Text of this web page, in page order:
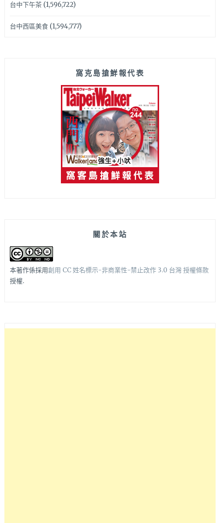
台中下午茶(1,596,722)
台中西區美食(1,594,777)
窩克島搶鮮報代表
關於本站
本著作係採用創用 CC 姓名標示-非商業性-禁止改作 3.0 台灣 授權條款
授權.